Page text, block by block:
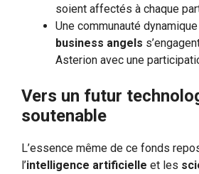
soient affectés à chaque
Une communauté
business angels
Asterion avec une
Vers un futur
soutenable
L’essence même de ce fonds
l’intelligence artificielle et les